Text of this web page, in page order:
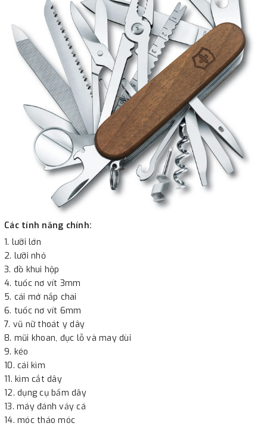
Các tính năng chính:
lưỡi lớn
lưỡi nhỏ
đồ khui hộp
tuốc nơ vít 3mm
cái mở nắp chai
tuốc nơ vít 6mm
vũ nữ thoát y dây
mũi khoan, đục lỗ và may dùi
kéo
cái kìm
kìm cắt dây
dụng cụ bấm dây
máy đánh vảy cá
móc tháo móc